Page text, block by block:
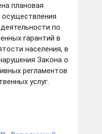
плановая
по
гарантий в
населения, в
Закона о
регламентов
услуг.